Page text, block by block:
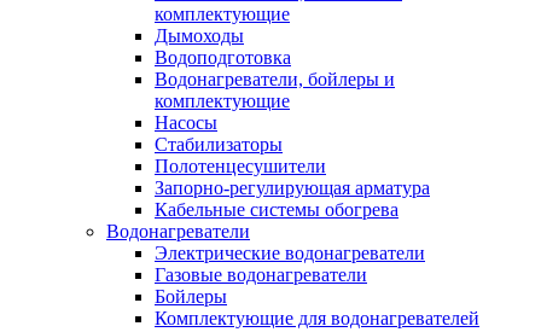
комплектующие
Дымоходы
Водоподготовка
Водонагреватели, бойлеры и
комплектующие
Насосы
Стабилизаторы
Полотенцесушители
Запорно-регулирующая арматура
Кабельные системы обогрева
Водонагреватели
Электрические водонагреватели
Газовые водонагреватели
Бойлеры
Комплектующие для водонагревателей